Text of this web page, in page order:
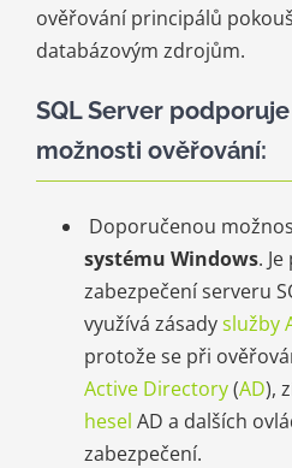
ověřování principálů
databázovým zdrojům.
SQL Server
možnosti ověřování:
Doporučenou
systému Windows.
zabezpečení serveru
využívá zásadyslužby
protože se při
Active Directory(AD),
hesel AD a dalších
zabezpečení.